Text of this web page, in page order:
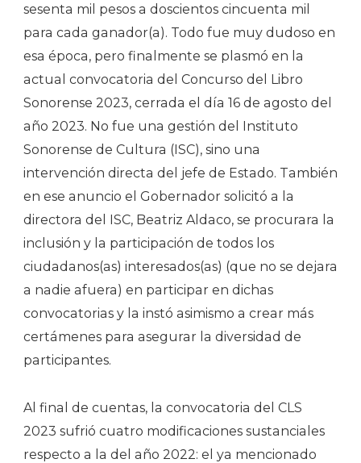
sesenta mil pesos a doscientos cincuenta mil
para cada ganador(a). Todo fue muy dudoso en
esa época, pero finalmente se plasmó en la
actual convocatoria del Concurso del Libro
Sonorense 2023, cerrada el día 16 de agosto del
año 2023. No fue una gestión del Instituto
Sonorense de Cultura (ISC), sino una
intervención directa del jefe de Estado. También
en ese anuncio el Gobernador solicitó a la
directora del ISC, Beatriz Aldaco, se procurara la
inclusión y la participación de todos los
ciudadanos(as) interesados(as) (que no se dejara
a nadie afuera) en participar en dichas
convocatorias y la instó asimismo a crear más
certámenes para asegurar la diversidad de
participantes.
Al final de cuentas, la convocatoria del CLS
2023 sufrió cuatro modificaciones sustanciales
respecto a la del año 2022: el ya mencionado